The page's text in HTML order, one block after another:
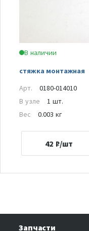
В наличии
стяжка монтажная
Арт.
0180-014010
В узле
1 шт.
Вес
0.003 кг
42 ₽/шт
Запчасти